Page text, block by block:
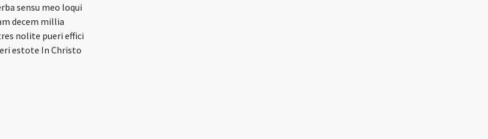
sensu meo loqui
decem millia
nolite pueri effici
estote In Christo